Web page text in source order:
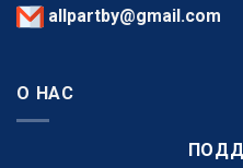
allpartby@gmail.com
О НАС